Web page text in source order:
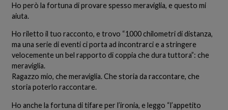
Ho però la fortuna di provare spesso meraviglia, e questo mi
aiuta.
Ho riletto il tuo racconto, e trovo “1000 chilometri di distanza,
ma una serie di eventi ci porta ad incontrarci e a stringere
velocemente un bel rapporto di coppia che dura tuttora”: che
meraviglia.
Ragazzo mio, che meraviglia. Che storia da raccontare, che
storia poterlo raccontare.
Ho anche la fortuna di tifare per l’ironia, e leggo “l’appetito